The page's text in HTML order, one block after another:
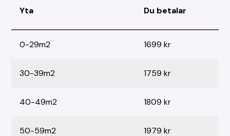
Yta Du betalar
0-29m2 1699 kr
30-39m2 1759 kr
40-49m2 1809 kr
50-59m2 1979 kr